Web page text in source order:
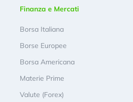
Finanza e Mercati
Borsa Italiana
Borse Europee
Borsa Americana
Materie Prime
Valute (Forex)